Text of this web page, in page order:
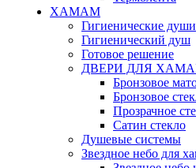
ХАМАМ
Гигиенические души
Гигиенический душ
Готовое решение
ДВЕРИ ДЛЯ
Бронзовое
Бронзовое
Прозрачное
Сатин стекло
Душевые системы
Звездное небо для